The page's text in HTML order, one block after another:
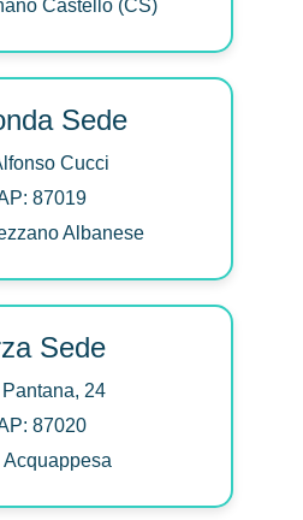
Castello (CS)
Sede
Cucci
87019
Albanese
Sede
24
87020
Acquappesa